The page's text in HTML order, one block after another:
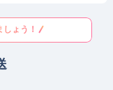
ょう！